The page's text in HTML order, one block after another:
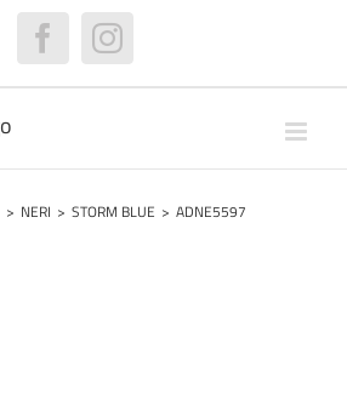
FacebookInstagram
> NERI > STORM BLUE > ADNE5597